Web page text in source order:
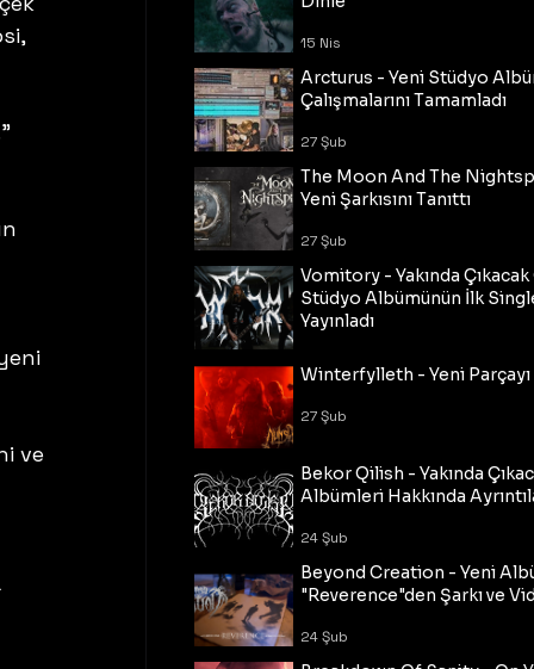
ve
15 Nis
Arcturus - Yeni Stüdyo
Çalışmalarını Tamamladı
27 Şub
The Moon And The
Yeni Şarkısını Tanıttı
27 Şub
Vomitory - Yakında
Stüdyo Albümünün İlk
Yayınladı
Winterfylleth - Yeni Parçayı
27 Şub
Bekor Qilish - Yakında
Albümleri Hakkında
24 Şub
Beyond Creation - Yeni
"Reverence"den Şarkı ve
24 Şub